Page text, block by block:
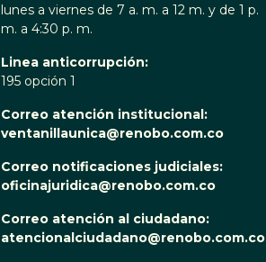
lunes a viernes de 7 a. m. a 12 m. y de 1 p.
m. a 4:30 p. m.
Linea anticorrupción:
195 opción 1
Correo atención institucional:
ventanillaunica@renobo.com.co
Correo notificaciones judiciales:
oficinajuridica@renobo.com.co
Correo atención al ciudadano:
atencionalciudadano@renobo.com.co